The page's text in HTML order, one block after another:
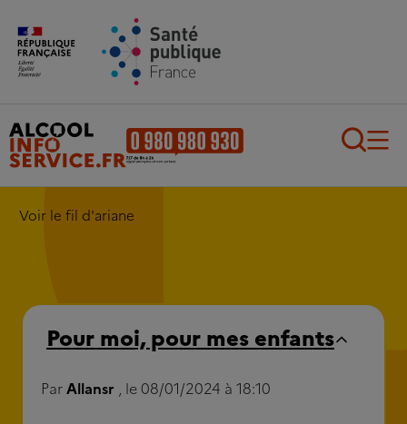
Aller au contenu principal
Voir le fil d'ariane
Pour moi, pour mes enfants
ParAllansr , le 08/01/2024 à 18:10